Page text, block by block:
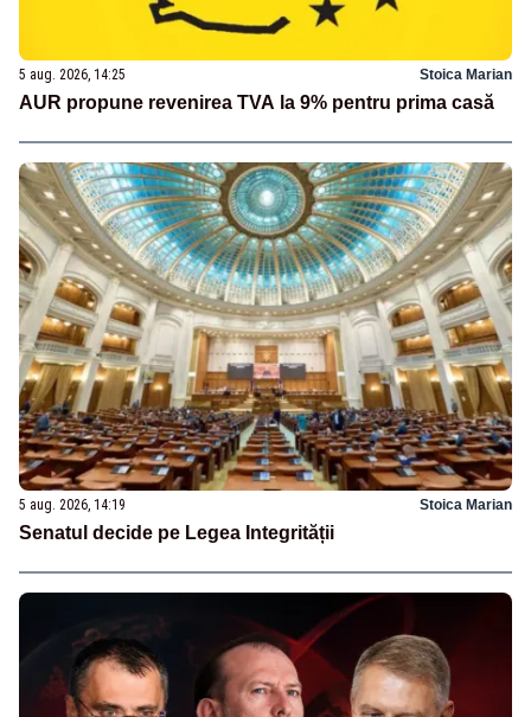
5 aug. 2026, 14:25 Stoica Marian
AUR propune revenirea TVA la 9% pentru prima casă
5 aug. 2026, 14:19 Stoica Marian
Senatul decide pe Legea Integrității